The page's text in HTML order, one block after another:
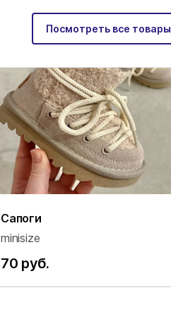
Посмотреть все товары
Сапоги
minisize
70 руб.